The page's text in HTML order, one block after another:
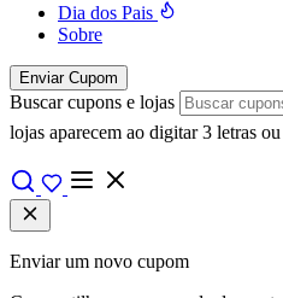
Dia dos Pais
Sobre
Enviar Cupom
Buscar cupons e lojas
lojas aparecem ao digitar 3 letras
Enviar um novo cupom